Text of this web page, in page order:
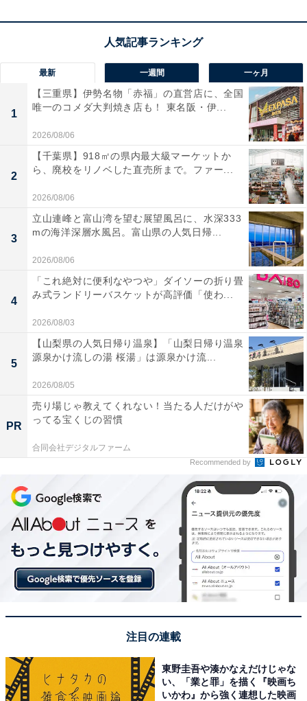
「二日市温泉 大観荘」には、以下のような口コミが寄せ
られています。
源泉かけ流しでツルツルになる素晴らしい泉質の温
泉
ボリューム満点で美味しい昔ながらの朝食や部屋食
博多や太宰府天満宮への観光に便利なアクセスの良
最新 一週間 一ヶ月
1
【三重県】伊勢名物「赤福」の直営店に、全国
唯一のコメダ大判焼き店も！ 東名阪・伊...
2026/08/06
2
【千葉県】918㎡の県内最大級マーケットか
ら、廃校をリノベした直売所まで。ファー...
2026/08/06
3
立山連峰と富山湾を望む展望風呂に、水深333
mの海洋深層水風呂。富山県の人気日帰...
2026/08/06
4
「これ絶対に便利なやつや」ダイソーの折り畳
み式ランドリーバスケットが高評価「使わ...
2026/08/03
5
【山梨県の人気日帰り温泉】「山梨日帰り温泉
源泉かけ流しの湯 桜湯」は源泉かけ流...
2026/08/05
PR
売り場じゃ教えてくれない！当たる人だけがや
ってる宝くじの習慣
合同会社デジタルファーム
Recommended by
注目の連載
東野圭吾や湊かなえだけじゃな
い、「業と罪」を描く『映画ち
いかわ』から強く連想した映画